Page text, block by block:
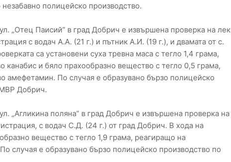
полицейско производство.
„Отец Паисий” в град Добрич е извършена проверка на лек
с водач А.А. (21 г.) и пътник А.И. (19 г.), и двамата от с.
са установени суха тревна маса с тегло 1,4 грама,
канабис и бяло прахообразно вещество с тегло 0,5 грама,
амефетамин. По случая е образувано бързо полицейско
Добрич.
„Агликина поляна” в град Добрич е извършена проверка на
с водач С.Д. (24 г.) от град Добрич. В хода на
вещество с тегло 1,9 грама, реагиращо на
случая е образувано бързо полицейско производство по